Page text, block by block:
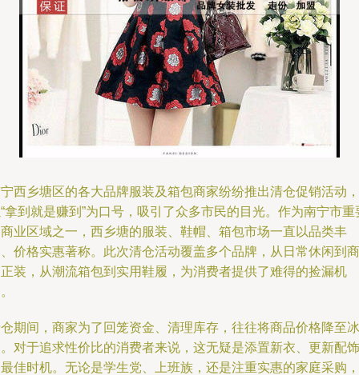
西乡塘区的各大品牌服装及箱包商家纷纷推出清仓促销活动，
拿到就是赚到”为口号，吸引了众多市民的目光。作为南宁市重
业区域之一，西乡塘的服装、鞋帽、箱包市场一直以品类丰
价格实惠著称。此次清仓活动覆盖多个品牌，从日常休闲到商
装，从潮流箱包到实用鞋履，为消费者提供了难得的捡漏机
期间，商家为了回笼资金、清理库存，往往将商品价格降至冰
对于追求性价比的消费者来说，这无疑是添置新衣、更新配饰
佳时机。无论是学生党、上班族，还是注重实惠的家庭采购，